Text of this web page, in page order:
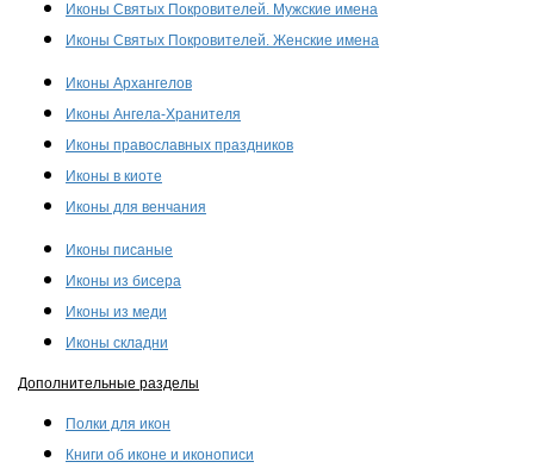
Иконы Святых Покровителей. Мужские имена
Иконы Святых Покровителей. Женские имена
Иконы Архангелов
Иконы Ангела-Хранителя
Иконы православных праздников
Иконы в киоте
Иконы для венчания
Иконы писаные
Иконы из бисера
Иконы из меди
Иконы складни
Дополнительные разделы
Полки для икон
Книги об иконе и иконописи